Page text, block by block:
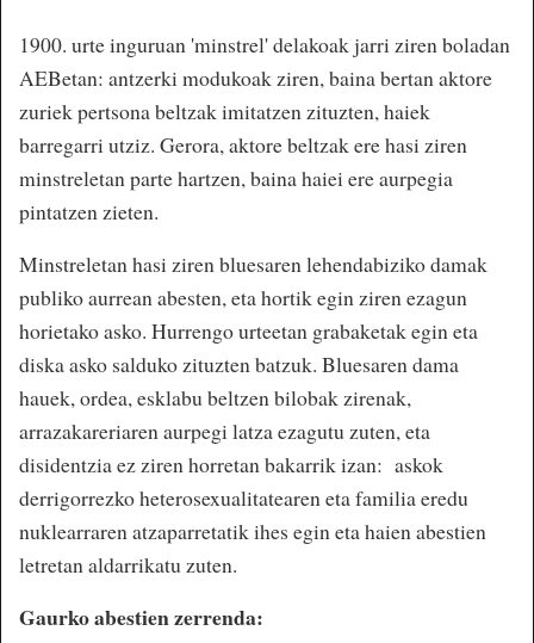
1900. urte inguruan 'minstrel' delakoak jarri ziren boladan
AEBetan: antzerki modukoak ziren, baina bertan aktore
zuriek pertsona beltzak imitatzen zituzten, haiek
barregarri utziz. Gerora, aktore beltzak ere hasi ziren
minstreletan parte hartzen, baina haiei ere aurpegia
pintatzen zieten.
Minstreletan hasi ziren bluesaren lehendabiziko damak
publiko aurrean abesten, eta hortik egin ziren ezagun
horietako asko. Hurrengo urteetan grabaketak egin eta
diska asko salduko zituzten batzuk. Bluesaren dama
hauek, ordea, esklabu beltzen bilobak zirenak,
arrazakareriaren aurpegi latza ezagutu zuten, eta
disidentzia ez ziren horretan bakarrik izan: askok
derrigorrezko heterosexualitatearen eta familia eredu
nuklearraren atzaparretatik ihes egin eta haien abestien
letretan aldarrikatu zuten.
Gaurko abestien zerrenda: